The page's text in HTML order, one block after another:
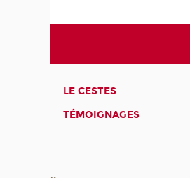
LE CESTES
TÉMOIGNAGES